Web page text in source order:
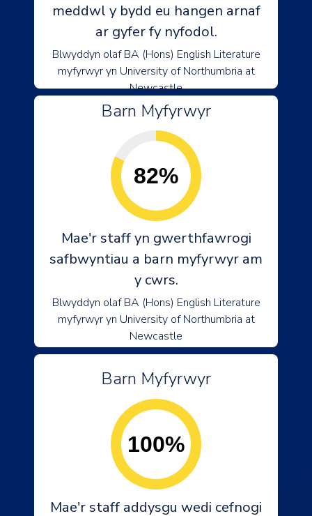
meddwl y bydd eu hangen arnaf
ar gyfer fy nyfodol.
Blwyddyn olaf BA (Hons) English Literature
myfyrwyr yn University of Northumbria at
Newcastle
Barn Myfyrwyr
82%
Mae'r staff yn gwerthfawrogi
safbwyntiau a barn myfyrwyr am
y cwrs.
Blwyddyn olaf BA (Hons) English Literature
myfyrwyr yn University of Northumbria at
Newcastle
Barn Myfyrwyr
100%
Mae'r staff addysgu wedi cefnogi